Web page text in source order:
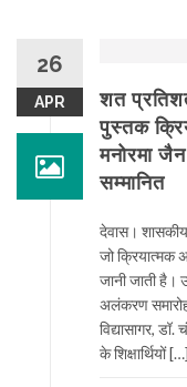
26
APR
शत
पुस्तक
मनोरमा
सम्मानित
देवास। शासकीय
जो क्रियात्मक
जानी जाती है।
अलंकरण
विद्यासागर,
के शिक्षार्थियों […]